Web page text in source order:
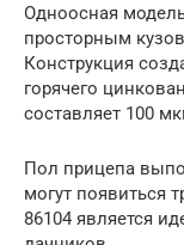
Одноосная
просторным
Конструкция
горячего
составляет 100
Пол прицепа
могут появиться
86104 является